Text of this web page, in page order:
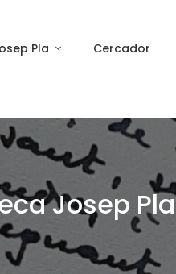
Pla Cercador
Josep Pla